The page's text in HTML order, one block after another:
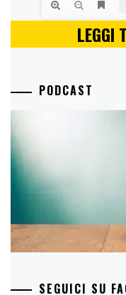
LEGGI
PODCAST
SEGUICI SU